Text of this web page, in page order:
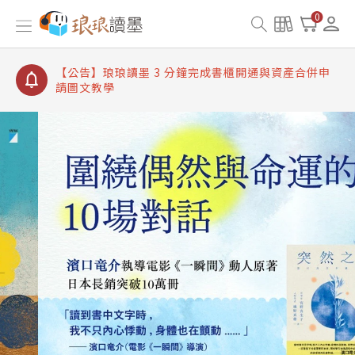
0
【公告】琅琅讀墨書櫃開通常見問題
【公告】琅琅讀墨 3 分鐘完成書櫃開通與資產合併申
【公告】琅琅書店服務升級重要說明及資產合併結果
查詢
【公告】琅琅讀墨數位閱讀資產合併與書櫃開通申請